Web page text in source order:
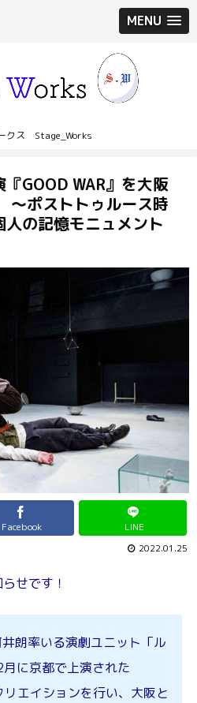
MENU
クス Stage_Works
GOOD WAR』を大阪
ポストトゥルース時
の記憶モニュメント
Facebook LINE
2022.01.25
せです！
朗率いる演劇ユニット「ル
に京都で上演された
リエイションを行い、大阪と